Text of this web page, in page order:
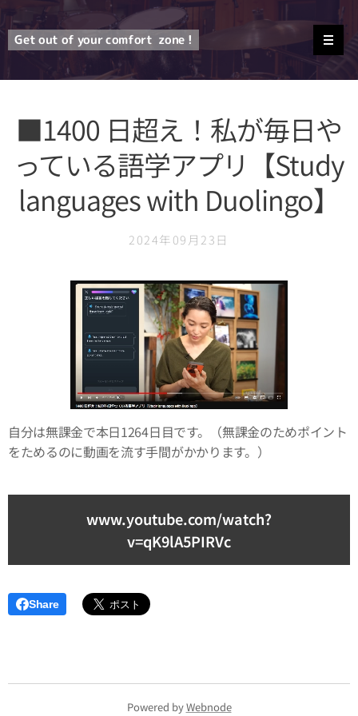
Get out of your comfort zone !
■1400 日超え！私が毎日や
っている語学アプリ【Study
languages with Duolingo】
2024年09月23日
自分は無課金で本日1264日目です。（無課金のためポイント
をためるのに動画を流す手間がかかります。）
www.youtube.com/watch?
v=qK9lA5PIRVc
Share
Powered byWebnode